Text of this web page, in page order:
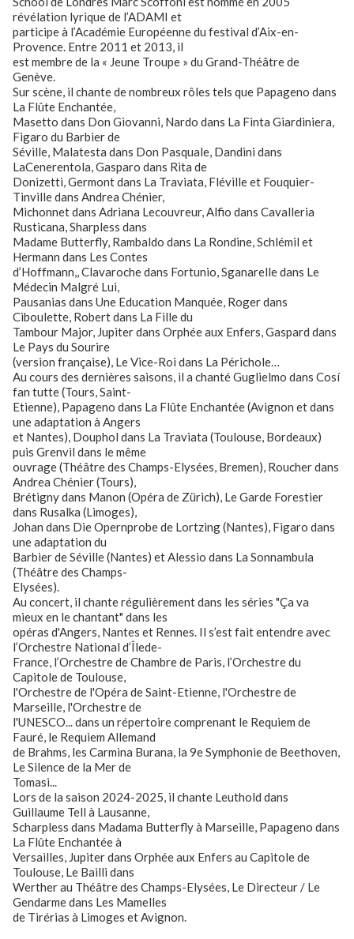
révélation lyrique de l’ADAMI et
participe à l’Académie Européenne du festival d’Aix-en-
Provence. Entre 2011 et 2013, il
est membre de la « Jeune Troupe » du Grand-Théâtre de
Genève.
Sur scène, il chante de nombreux rôles tels que Papageno dans
La Flûte Enchantée,
Masetto dans Don Giovanni, Nardo dans La Finta Giardiniera,
Figaro du Barbier de
Séville, Malatesta dans Don Pasquale, Dandini dans
LaCenerentola, Gasparo dans Rita de
Donizetti, Germont dans La Traviata, Fléville et Fouquier-
Tinville dans Andrea Chénier,
Michonnet dans Adriana Lecouvreur, Alfio dans Cavalleria
Rusticana, Sharpless dans
Madame Butterfly, Rambaldo dans La Rondine, Schlémil et
Hermann dans Les Contes
d’Hoffmann,, Clavaroche dans Fortunio, Sganarelle dans Le
Médecin Malgré Lui,
Pausanias dans Une Education Manquée, Roger dans
Ciboulette, Robert dans La Fille du
Tambour Major, Jupiter dans Orphée aux Enfers, Gaspard dans
Le Pays du Sourire
(version française), Le Vice-Roi dans La Périchole…
Au cours des dernières saisons, il a chanté Guglielmo dans Cosí
fan tutte (Tours, Saint-
Etienne), Papageno dans La Flûte Enchantée (Avignon et dans
une adaptation à Angers
et Nantes), Douphol dans La Traviata (Toulouse, Bordeaux)
puis Grenvil dans le même
ouvrage (Théâtre des Champs-Elysées, Bremen), Roucher dans
Andrea Chénier (Tours),
Brétigny dans Manon (Opéra de Zürich), Le Garde Forestier
dans Rusalka (Limoges),
Johan dans Die Opernprobe de Lortzing (Nantes), Figaro dans
une adaptation du
Barbier de Séville (Nantes) et Alessio dans La Sonnambula
(Théâtre des Champs-
Elysées).
Au concert, il chante régulièrement dans les séries "Ça va
mieux en le chantant" dans les
opéras d'Angers, Nantes et Rennes. Il s’est fait entendre avec
l’Orchestre National d’Îlede-
France, l’Orchestre de Chambre de Paris, l’Orchestre du
Capitole de Toulouse,
l'Orchestre de l'Opéra de Saint-Etienne, l'Orchestre de
Marseille, l'Orchestre de
l'UNESCO... dans un répertoire comprenant le Requiem de
Fauré, le Requiem Allemand
de Brahms, les Carmina Burana, la 9e Symphonie de Beethoven,
Le Silence de la Mer de
Tomasi...
Lors de la saison 2024-2025, il chante Leuthold dans
Guillaume Tell à Lausanne,
Scharpless dans Madama Butterfly à Marseille, Papageno dans
La Flûte Enchantée à
Versailles, Jupiter dans Orphée aux Enfers au Capitole de
Toulouse, Le Bailli dans
Werther au Théâtre des Champs-Elysées, Le Directeur / Le
Gendarme dans Les Mamelles
de Tirérias à Limoges et Avignon.